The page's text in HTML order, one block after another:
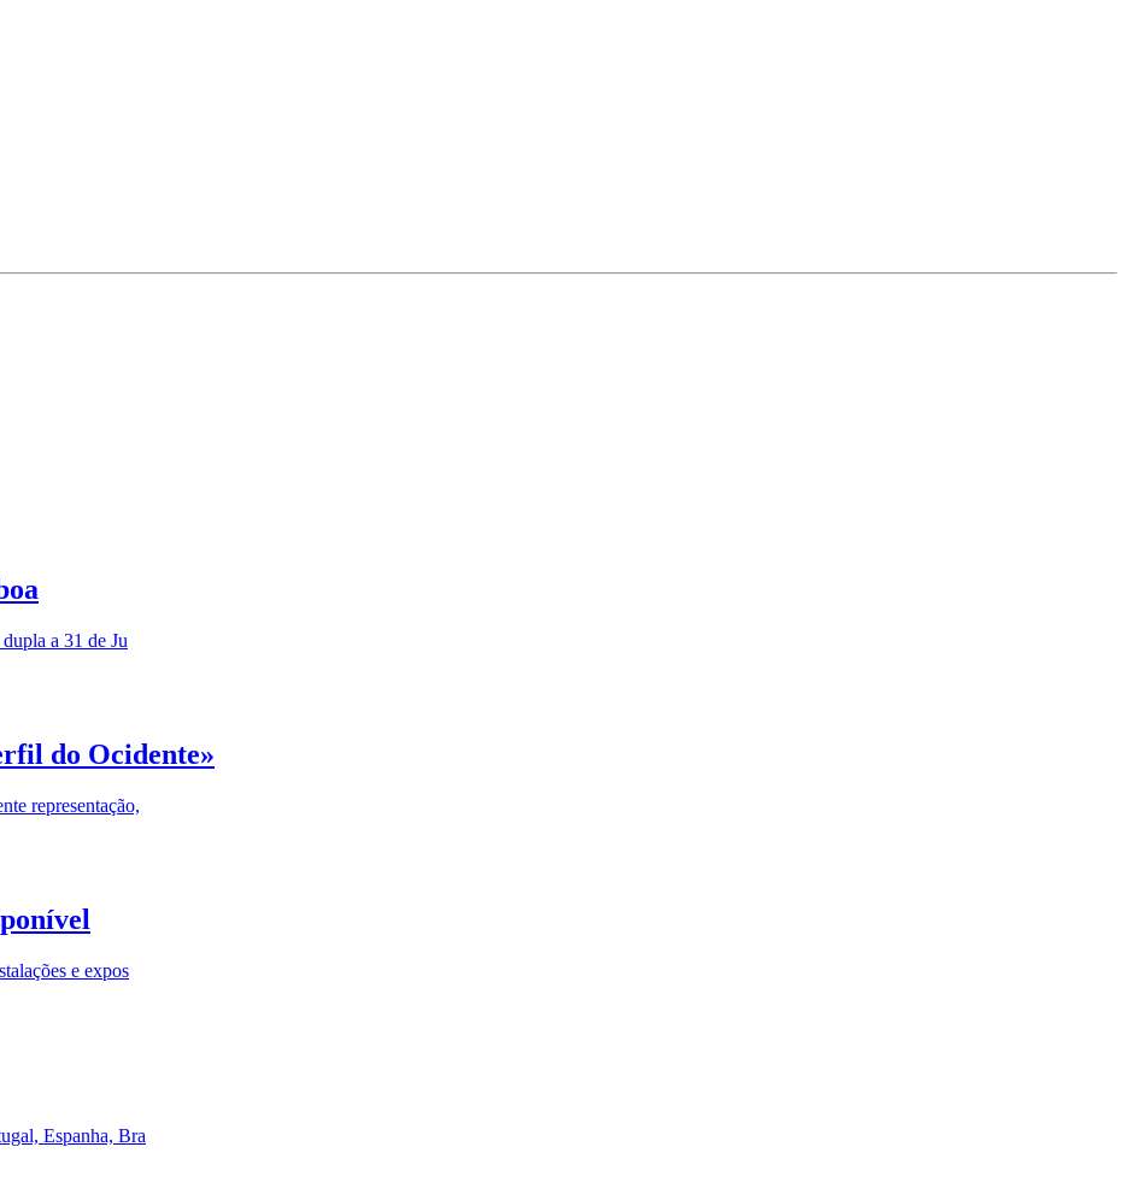
a 31 de Ju
do Ocidente»
representação,
e expos
Espanha, Bra